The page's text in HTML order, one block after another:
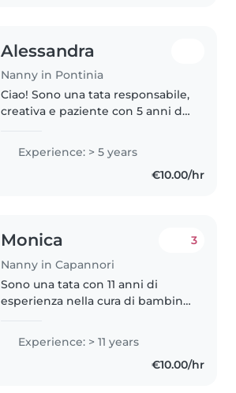
Alessandra
Nanny in Pontinia
Ciao! Sono una tata responsabile,
creativa e paziente con 5 anni di
le età. Parlo inglese, italiano e
spagnolo. Ho una laurea
Experience: > 5 years
€10.00/hr
Monica
Nanny in Capannori
3
Sono una tata con 11 anni di
esperienza nella cura di bambini
bambini delle elementari. Sono
responsabile, creativa e
premurosa, con competenze in
Experience: > 11 years
€10.00/hr